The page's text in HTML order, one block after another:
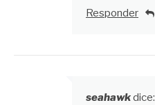
Responder
seahawkdice: